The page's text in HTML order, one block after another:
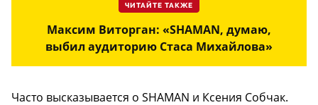
ЧИТАЙТЕ ТАКЖЕ
Максим Виторган: «SHAMAN, думаю,
выбил аудиторию Стаса Михайлова»
Часто высказывается о SHAMAN и Ксения Собчак.